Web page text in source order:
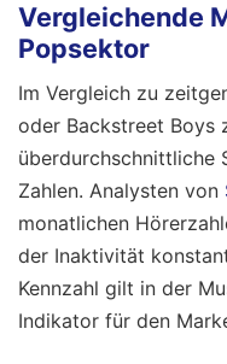
Vergleichende
Popsektor
Im Vergleich zu
oder Backstreet Boys
überdurchschnittliche
Zahlen. Analysten von
monatlichen
der Inaktivität
Kennzahl gilt in der
Indikator für den